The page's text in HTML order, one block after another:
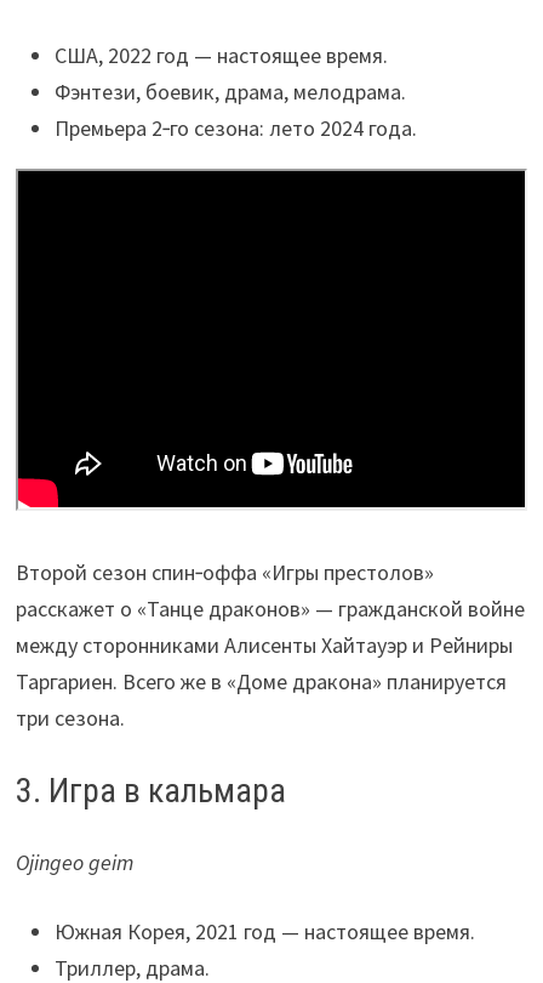
США, 2022 год — настоящее время.
Фэнтези, боевик, драма, мелодрама.
Премьера 2‑го сезона: лето 2024 года.
Второй сезон спин‑оффа «Игры престолов»
расскажет о «Танце драконов» — гражданской войне
между сторонниками Алисенты Хайтауэр и Рейниры
Таргариен. Всего же в «Доме дракона» планируется
три сезона.
3. Игра в кальмара
Ojingeo geim
Южная Корея, 2021 год — настоящее время.
Триллер, драма.